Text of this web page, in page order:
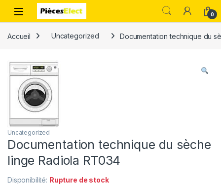
0
Accueil Uncategorized Documentation technique du
Uncategorized
Documentation technique du sèche
linge Radiola RT034
Disponibilité: Rupture de stock